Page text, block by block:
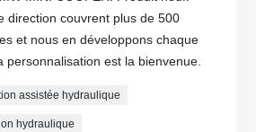
direction couvrent plus de 500
et nous en développons chaque
personnalisation est la bienvenue.
assistée hydraulique
hydraulique